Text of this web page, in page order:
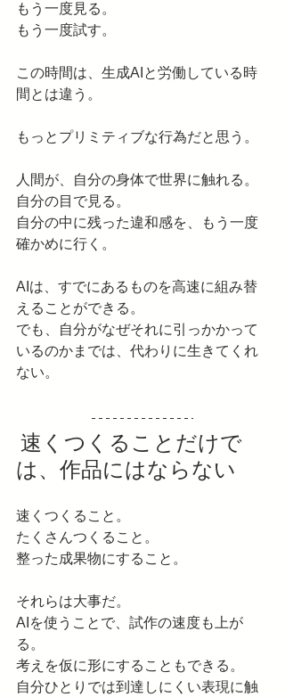
もう一度見る。
もう一度試す。
この時間は、生成AIと労働している時
間とは違う。
もっとプリミティブな行為だと思う。
人間が、自分の身体で世界に触れる。
自分の目で見る。
自分の中に残った違和感を、もう一度
確かめに行く。
AIは、すでにあるものを高速に組み替
えることができる。
でも、自分がなぜそれに引っかかって
いるのかまでは、代わりに生きてくれ
ない。
は、作品にはならない
速くつくること。
たくさんつくること。
整った成果物にすること。
それらは大事だ。
AIを使うことで、試作の速度も上が
る。
考えを仮に形にすることもできる。
自分ひとりでは到達しにくい表現に触